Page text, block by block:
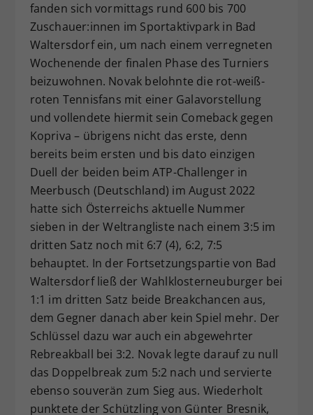
fanden sich vormittags rund 600 bis 700
Zuschauer:innen im Sportaktivpark in Bad
Waltersdorf ein, um nach einem verregneten
Wochenende der finalen Phase des Turniers
beizuwohnen. Novak belohnte die rot-weiß-
roten Tennisfans mit einer Galavorstellung
und vollendete hiermit sein Comeback gegen
Kopriva – übrigens nicht das erste, denn
bereits beim ersten und bis dato einzigen
Duell der beiden beim ATP-Challenger in
Meerbusch (Deutschland) im August 2022
hatte sich Österreichs aktuelle Nummer
sieben in der Weltrangliste nach einem 3:5 im
dritten Satz noch mit 6:7 (4), 6:2, 7:5
behauptet. In der Fortsetzungspartie von Bad
Waltersdorf ließ der Wahlklosterneuburger bei
1:1 im dritten Satz beide Breakchancen aus,
dem Gegner danach aber kein Spiel mehr. Der
Schlüssel dazu war auch ein abgewehrter
Rebreakball bei 3:2. Novak legte darauf zu null
das Doppelbreak zum 5:2 nach und servierte
ebenso souverän zum Sieg aus. Wiederholt
punktete der Schützling von Günter Bresnik,